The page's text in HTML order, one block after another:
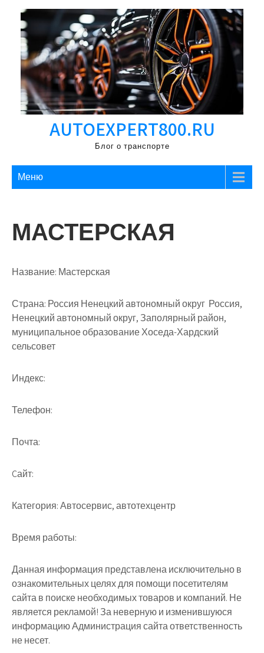
Перейти
содержимому
AUTOEXPERT800.RU
Блог о транспорте
Меню
МАСТЕРСКАЯ
Название: Мастерская
Страна: Россия Ненецкий автономный округ Россия,
Ненецкий автономный округ, Заполярный район,
муниципальное образование Хоседа-Хардский
сельсовет
Индекс:
Телефон:
Почта:
Cайт:
Категория:Автосервис, автотехцентр
Время работы:
Данная информация представлена исключительно в
ознакомительных целях для помощи посетителям
сайта в поиске необходимых товаров и компаний. Не
является рекламой! За неверную и изменившуюся
информацию Администрация сайта ответственность
не несет.